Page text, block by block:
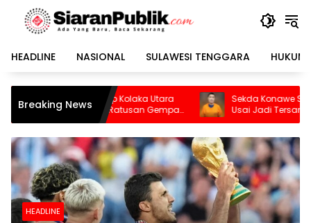
Langsung
konten
HEADLINE
NASIONAL SULAWESI TENGGARA HUKUM
Breaking News
Utara
Gempa
Sekda Konawe Selatan Dinonaktifkan
Usai Jadi Tersangka
HEADLINE